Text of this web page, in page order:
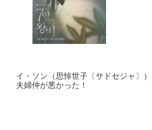
イ・ソン（思悼世子〔サドセジャ〕
夫婦仲が悪かった！